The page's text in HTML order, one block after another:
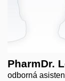
PharmDr.
odborná